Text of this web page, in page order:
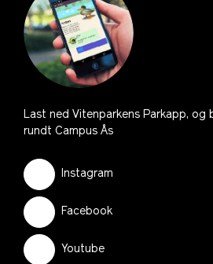
Last ned Vitenparkens Parkapp, og
rundt Campus Ås
Instagram
Facebook
Youtube